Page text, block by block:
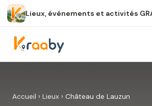
Lieux, événements et activités
spot dans Kraaby.
Accueil › Lieux › Château de Lauzun